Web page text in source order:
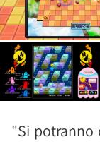
"Si potranno